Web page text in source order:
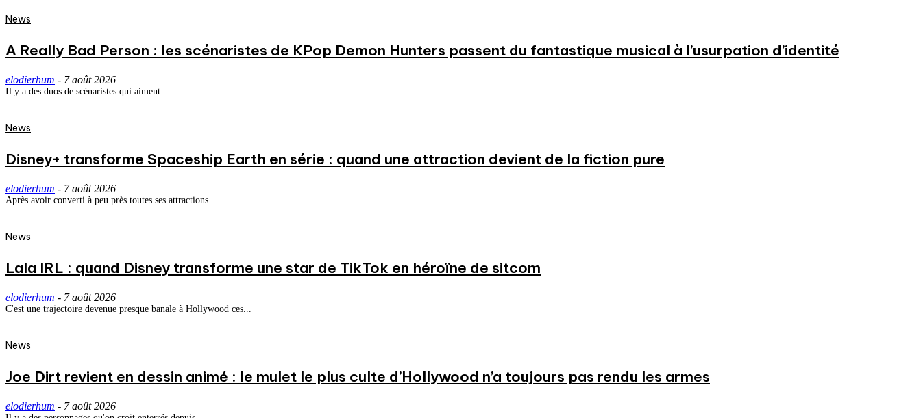
News
A Really Bad Person : les scénaristes de KPop Demon Hunters passent du fantastique musical à l’usurpation d’identité
elodierhum - 7 août 2026
Il y a des duos de scénaristes qui aiment...
News
Disney+ transforme Spaceship Earth en série : quand une attraction devient de la fiction pure
elodierhum - 7 août 2026
Après avoir converti à peu près toutes ses attractions...
News
Lala IRL : quand Disney transforme une star de TikTok en héroïne de sitcom
elodierhum - 7 août 2026
C'est une trajectoire devenue presque banale à Hollywood ces...
News
Joe Dirt revient en dessin animé : le mulet le plus culte d’Hollywood n’a toujours pas rendu les armes
elodierhum - 7 août 2026